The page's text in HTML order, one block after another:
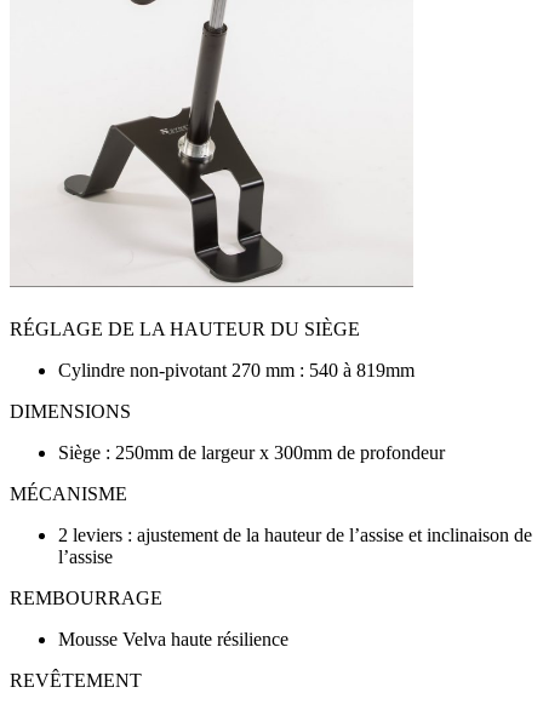
RÉGLAGE DE LA HAUTEUR DU SIÈGE
Cylindre non-pivotant 270 mm : 540 à 819mm
DIMENSIONS
Siège : 250mm de largeur x 300mm de profondeur
MÉCANISME
2 leviers : ajustement de la hauteur de l’assise et inclinaison de
l’assise
REMBOURRAGE
Mousse Velva haute résilience
REVÊTEMENT